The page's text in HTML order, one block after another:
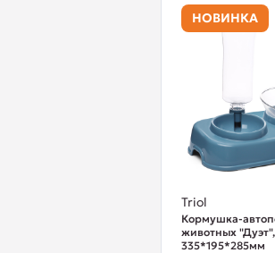
НОВИНКА
Triol
Кормушка-
животных
335*195*285мм